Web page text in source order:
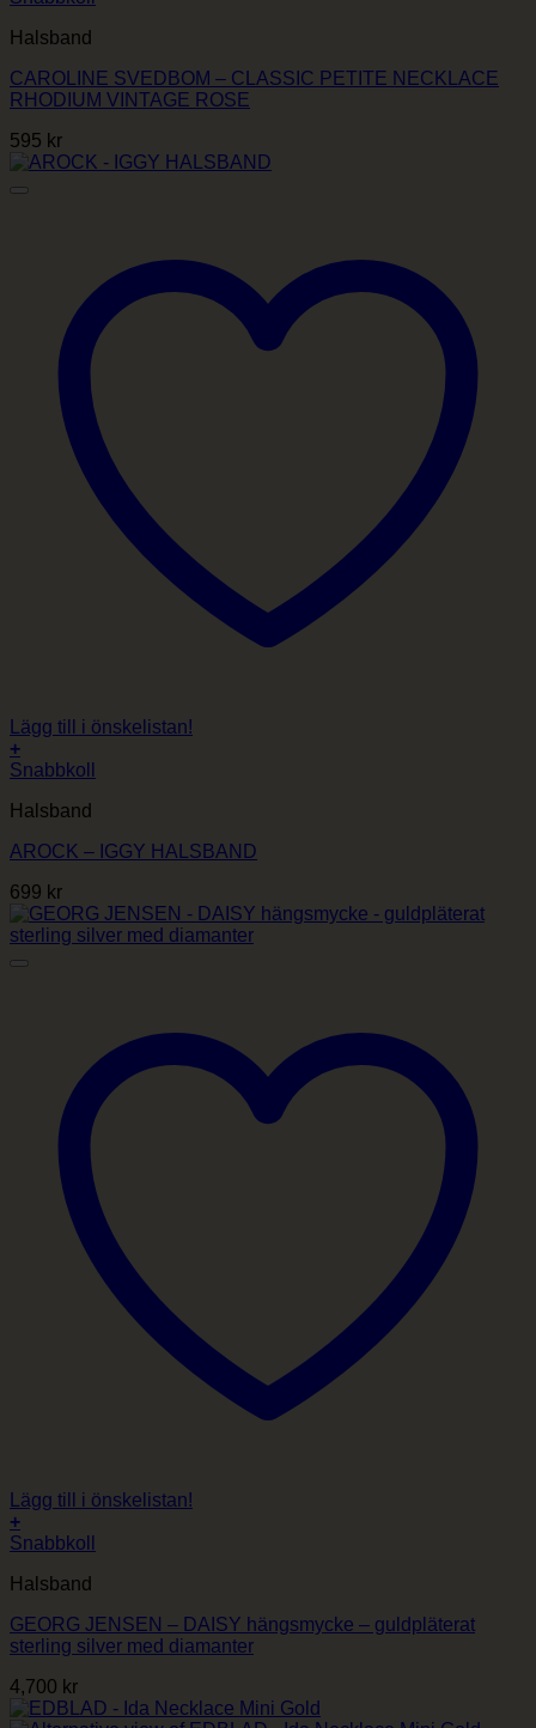
Halsband
CAROLINE SVEDBOM – CLASSIC PETITE NECKLACE
RHODIUM VINTAGE ROSE
595 kr
Lägg till i önskelistan!
+
Snabbkoll
Halsband
AROCK – IGGY HALSBAND
699 kr
Lägg till i önskelistan!
+
Snabbkoll
Halsband
GEORG JENSEN – DAISY hängsmycke – guldpläterat
sterling silver med diamanter
4,700 kr